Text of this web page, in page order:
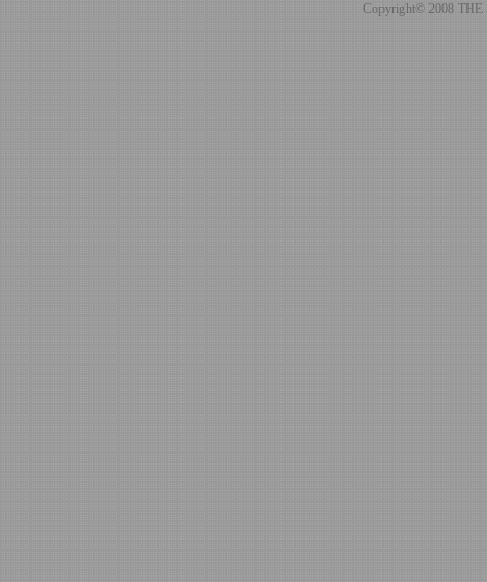
Copyright© 2008 THE